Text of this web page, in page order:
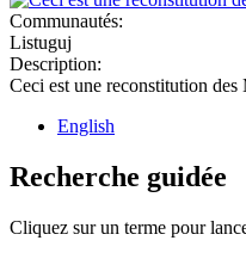
Communautés:
Listuguj
Description:
Ceci est une reconstitution
English
Recherche guidée
Cliquez sur un terme pour